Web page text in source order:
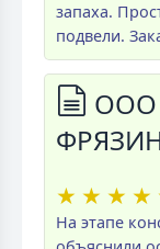
запаха.
подвели.
ООО
★ ★ ★ ★
На этапе